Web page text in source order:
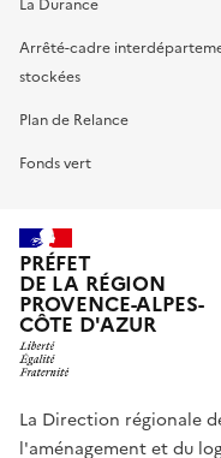
Arrêté-cadre
stockées
Plan de Relance
Fonds vert
PRÉFET
DE LA RÉGION
PROVENCE-ALPES-
CÔTE D'AZUR
La Direction régionale
l'aménagement et du